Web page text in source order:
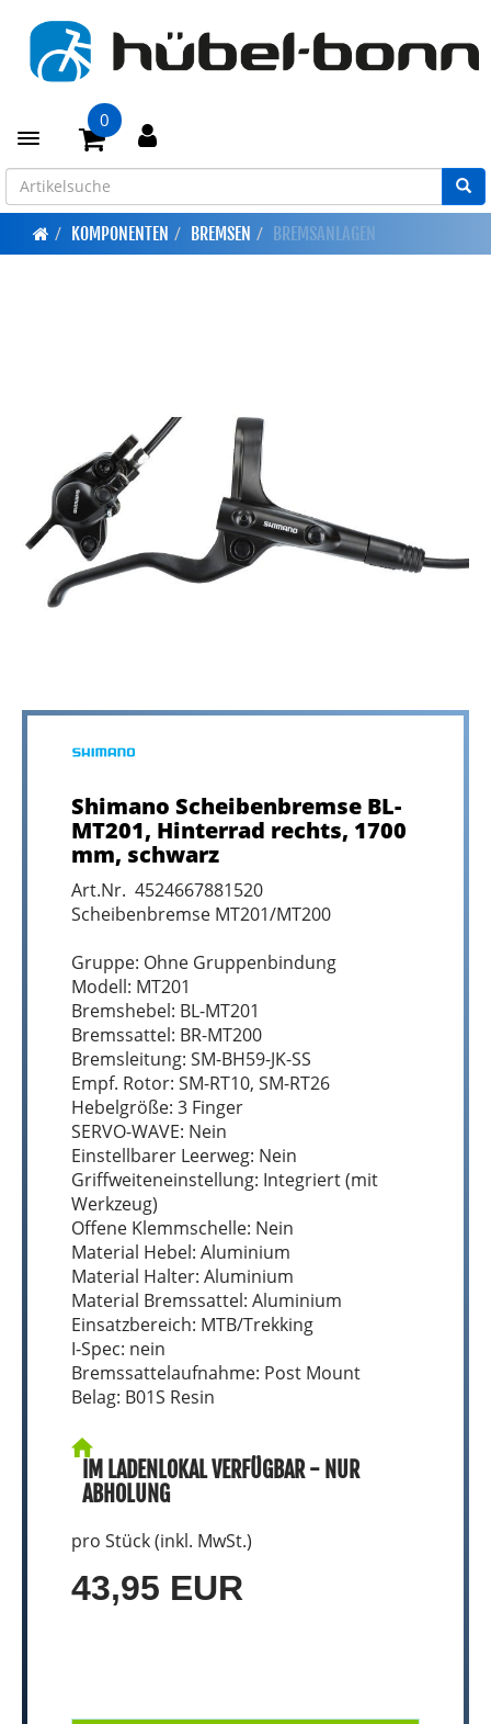
Toggle navigation
0
KOMPONENTEN BREMSEN BREMSANLAGEN
Shimano Scheibenbremse BL-
MT201, Hinterrad rechts, 1700
mm, schwarz
Art.Nr. 4524667881520
Scheibenbremse MT201/MT200
Gruppe: Ohne Gruppenbindung
Modell: MT201
Bremshebel: BL-MT201
Bremssattel: BR-MT200
Bremsleitung: SM-BH59-JK-SS
Empf. Rotor: SM-RT10, SM-RT26
Hebelgröße: 3 Finger
SERVO-WAVE: Nein
Einstellbarer Leerweg: Nein
Griffweiteneinstellung: Integriert (mit
Werkzeug)
Offene Klemmschelle: Nein
Material Hebel: Aluminium
Material Halter: Aluminium
Material Bremssattel: Aluminium
Einsatzbereich: MTB/Trekking
I-Spec: nein
Bremssattelaufnahme: Post Mount
Belag: B01S Resin
IM LADENLOKAL VERFÜGBAR - NUR
ABHOLUNG
pro Stück (inkl. MwSt.)
43,95 EUR